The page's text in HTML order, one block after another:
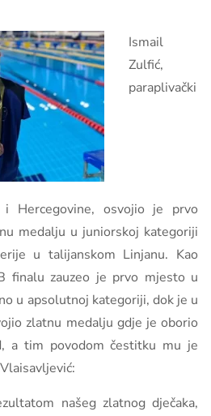
Ismail
Zulfić,
paraplivački
i Hercegovine, osvojio je prvo
medalju u juniorskoj kategoriji
u talijanskom Linjanu. Kao
finalu zauzeo je prvo mjesto u
u apsolutnoj kategoriji, dok je u
zlatnu medalju gdje je oborio
a tim povodom čestitku mu je
našeg zlatnog dječaka,